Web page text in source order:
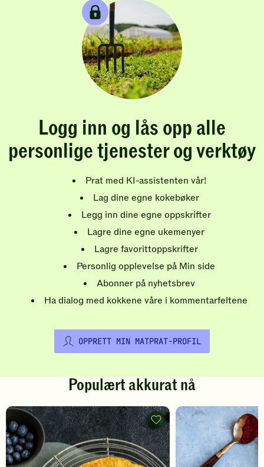
Logg inn og lås opp alle
personlige tjenester og verktøy
Prat med KI-assistenten vår!
Lag dine egne kokebøker
Legg inn dine egne oppskrifter
Lagre dine egne ukemenyer
Lagre favorittoppskrifter
Personlig opplevelse på Min side
Abonner på nyhetsbrev
Ha dialog med kokkene våre i kommentarfeltene
OPPRETT MIN MATPRAT-PROFIL
Populært akkurat nå
Pannekaker
-
legg
til
favoritter